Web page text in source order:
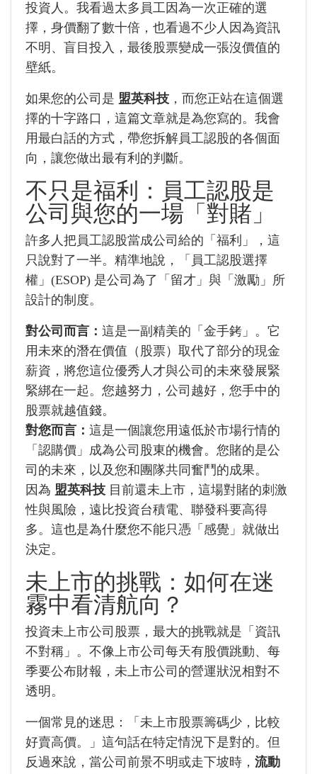
投資人。我看過太多員工因為一次正確的選
擇，身價翻了數十倍，也看過不少人因為資訊
不明、盲目投入，最後股票變成一張沒價值的
壁紙。
如果您的公司是 盟英科技 ，而您正站在這個選
擇的十字路口，這篇文章就是為您寫的。我會
用最白話的方式，帶您拆解員工認股的各個面
向，讓您做出最有利的判斷。
不只是福利：員工認股是
公司與您的一場「對賭」
許多人把員工認股當成公司給的「福利」，這
只說對了一半。精準地說，「員工認股選擇
權」(ESOP) 是公司為了「留才」與「激勵」所
設計的制度。
對公司而言： 這是一副精美的「金手銬」。它
用未來的潛在價值（股票）取代了部分的現金
薪資，將您這位優秀人才與公司的未來發展緊
緊綁在一起。您越努力，公司越好，您手中的
股票就越值錢。
對您而言： 這是一個讓您用遠低於市場行情的
「認購價」成為公司股東的機會。您賭的是公
司的未來，以及您和團隊共同奮鬥的成果。
因為 盟英科技 目前還未上市，這場對賭的刺激
性與風險，遠比投資台積電、聯發科要高得
多。這也是為什麼您不能只憑「感覺」就做出
決定。
未上市的挑戰：如何在迷
霧中看清航向？
投資未上市公司股票，最大的挑戰就是「資訊
不對稱」。不像上市公司每天有股價跳動、每
季要公布財報，未上市公司的營運狀況相對不
透明。
一個常見的迷思：「未上市股票籌碼少，比較
好賣高價。」這句話在特定情況下是對的。但
反過來說，當公司前景不明或走下坡時， 流動